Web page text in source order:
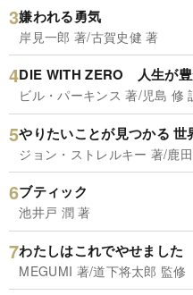
嫌われる勇気
岸見一郎 著/古賀史健 著
DIE WITH ZERO 人生が
ビル・パーキンス 著/児島 修
やりたいことが見つかる 世
ジョン・ストレルキー 著/鹿
ブティック
池井戸 潤 著
わたしはこれでやせました
MEGUMI 著/道下将太郎 監修